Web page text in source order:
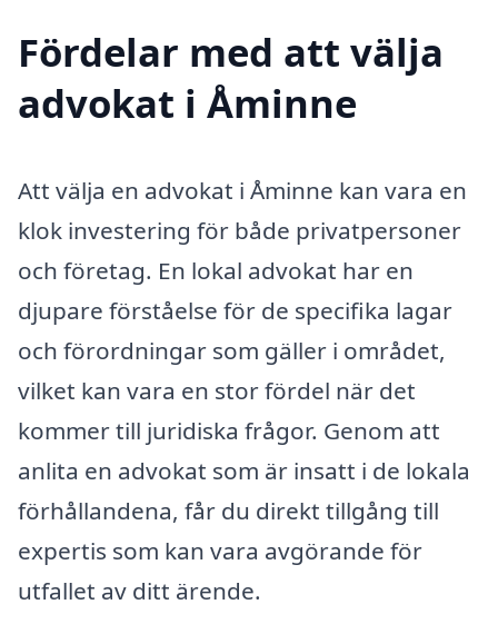
Fördelar med att välja
advokat i Åminne
Att välja en advokat i Åminne kan vara en
klok investering för både privatpersoner
och företag. En lokal advokat har en
djupare förståelse för de specifika lagar
och förordningar som gäller i området,
vilket kan vara en stor fördel när det
kommer till juridiska frågor. Genom att
anlita en advokat som är insatt i de lokala
förhållandena, får du direkt tillgång till
expertis som kan vara avgörande för
utfallet av ditt ärende.